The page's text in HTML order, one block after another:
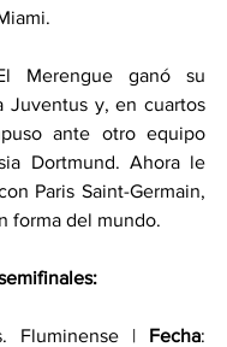
Merengue ganó su
Juventus y, en cuartos
ante otro equipo
Dortmund. Ahora le
Paris Saint-Germain,
forma del mundo.
Fluminense | Fecha: